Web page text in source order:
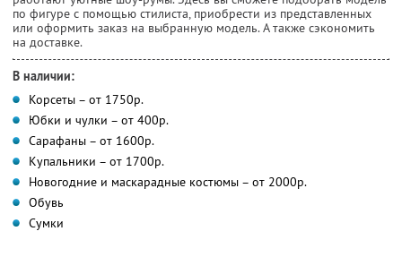
по фигуре с помощью стилиста, приобрести из представленных
или оформить заказ на выбранную модель. А также сэкономить
на доставке.
В наличии:
Корсеты – от 1750р.
Юбки и чулки – от 400р.
Сарафаны – от 1600р.
Купальники – от 1700р.
Новогодние и маскарадные костюмы – от 2000р.
Обувь
Сумки